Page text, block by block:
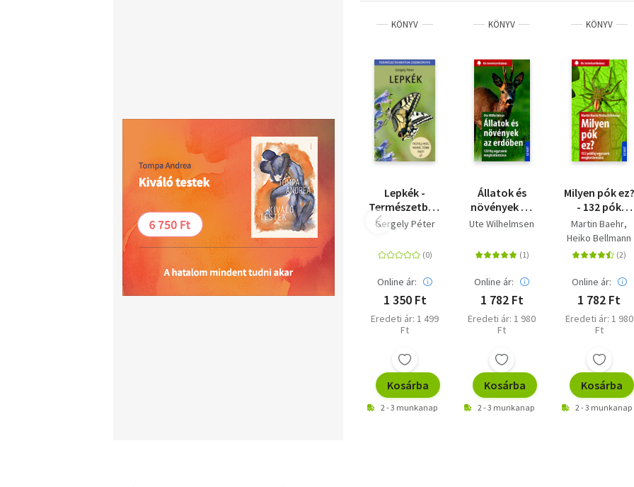
KÖNYV
Lepkék -
Természetbarátok
zsebkönyve
Gergely Péter
Online ár:
1 350 Ft
Eredeti ár: 1 499
Ft
Kosárba
2 - 3 munkanap
KÖNYV
Állatok és
növények az
erdőben - 120
meghatározása
Ute Wilhelmsen
Online ár:
1 782 Ft
Eredeti ár: 1 980
Ft
Kosárba
2 - 3 munkanap
KÖNYV
Milyen pók ez?
- 132 pók
egyszerű
Martin Baehr
Heiko Bellmann
Online ár:
1 782 Ft
Eredeti ár: 1 980
Ft
Kosárba
2 - 3 munkanap